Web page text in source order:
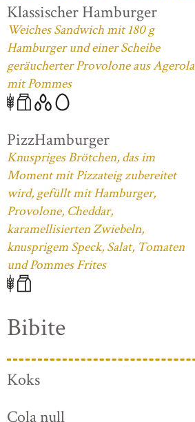
Klassischer Hamburger
Weiches Sandwich mit 180 g
Hamburger und einer Scheibe
geräucherter Provolone aus Agerola
mit Pommes
PizzHamburger
Knuspriges Brötchen, das im
Moment mit Pizzateig zubereitet
wird, gefüllt mit Hamburger,
Provolone, Cheddar,
karamellisierten Zwiebeln,
knusprigem Speck, Salat, Tomaten
und Pommes Frites
Bibite
Koks
Cola null